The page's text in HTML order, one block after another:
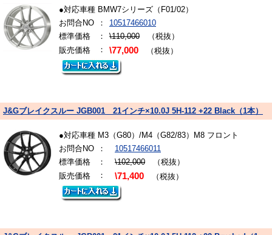
●対応車種 BMW7シリーズ（F01/02）
お問合NO
：
10517466010
標準価格
： \110,000 （税抜）
販売価格
： \77,000 （税抜）
J&Gブレイクスルー JGB001 21インチ×10.0J 5H-112 +22 Black（1本）
●対応車種 M3（G80）/M4（G82/83）M8 フロント
お問合NO
：
10517466011
標準価格
： \102,000 （税抜）
販売価格
： \71,400 （税抜）